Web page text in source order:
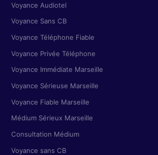
Voyance Audiotel
Voyance Sans CB
Voyance Téléphone Fiable
Voyance Privée Téléphone
Voyance Immédiate Marseille
Voyance Sérieuse Marseille
Voyance Fiable Marseille
Médium Sérieux Marseille
Consultation Médium
Voyance sans CB